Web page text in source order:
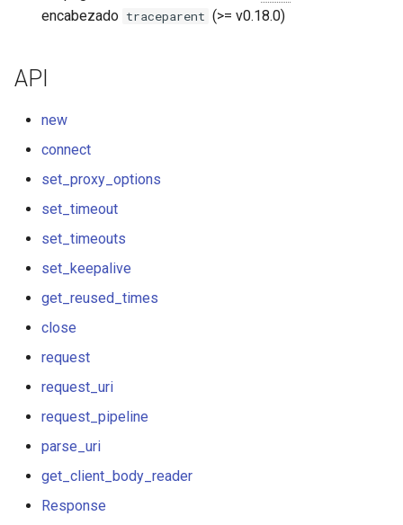
delay
doh
dynamic-etag
dynamic-limit-req
echo
encrypted-session
error-log-write
execute
fancyindex
encabezado traceparent (>= v0.18.0)
API
new
connect
set_proxy_options
set_timeout
set_timeouts
set_keepalive
get_reused_times
close
request
request_uri
request_pipeline
parse_uri
get_client_body_reader
Response